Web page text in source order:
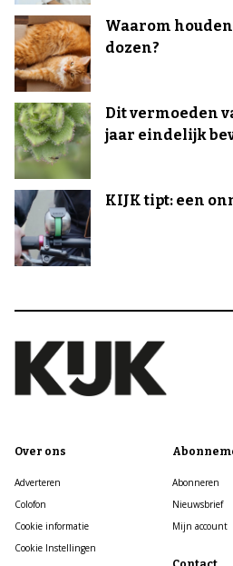
Waarom
dozen?
Dit vermoeden
jaar eindelijk
KIJK tipt: een
Over ons
Adverteren
Colofon
Cookie informatie
Cookie Instellingen
Abonneren
Nieuwsbrief
Mijn account